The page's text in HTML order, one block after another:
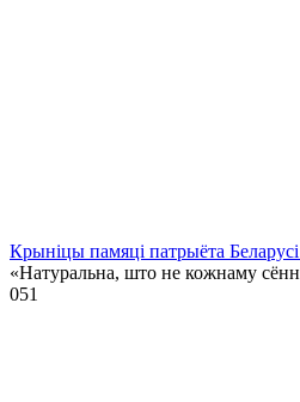
Крыніцы памяці патрыёта
«Натуральна, што не кожнаму
051